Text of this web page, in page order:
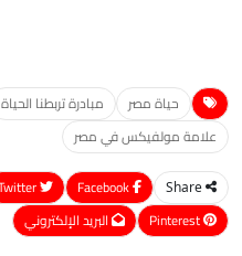
حياة مصر مبادرة تربطنا الحياة
علامة مولفيكس في مصر
Share
Pinterest
البريد الإلكتروني